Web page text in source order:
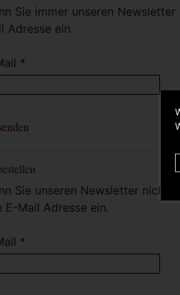
Sie immer unseren
Adresse ein.
*
Sie unseren Newsletter nicht
E-Mail Adresse ein.
*